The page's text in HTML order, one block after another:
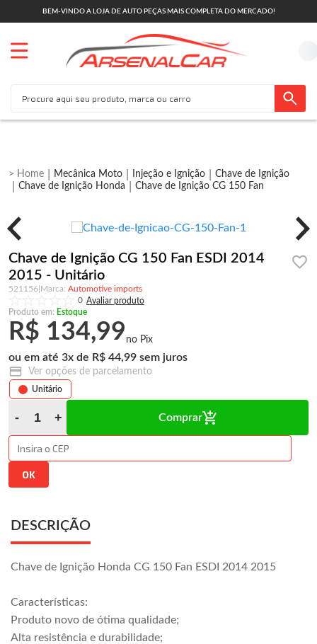
BEM-VINDO A LOJA DE AUTO PEÇAS MAIS COMPLETA DO MERCADO!
Mecânica Moto Injeção e Ignição
Chave de Ignição
Chave de Ignição Honda
Chave de Ignição CG 150 Fan
Chave de Ignição CG 150 Fan ESDI 2014
2015 - Unitário
521156
Automotive imports
0
Produto em: Estoque
R$ 134,99
3x R$ 44,99
Ver opções de parcelamento
Unitário
Comprar
DESCRIÇÃO
Chave de Ignição Honda CG 150 Fan ESDI 2014 2015
Características:
Produto novo de ótima qualidade;
Alta resistência e durabilidade;